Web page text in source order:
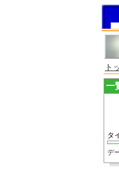
ト
一
タ
デ